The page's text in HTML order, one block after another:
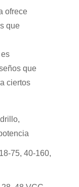
ofrece
que
que
ciertos
75, 40-160,